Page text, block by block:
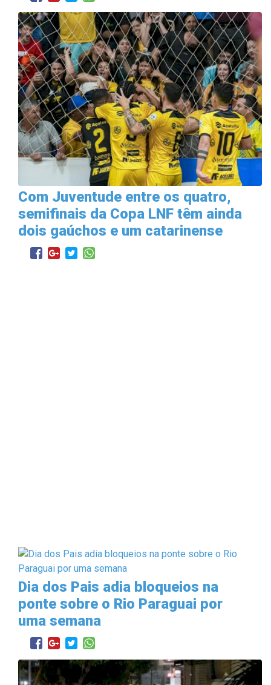
Com Juventude entre os quatro,
semifinais da Copa LNF têm ainda
dois gaúchos e um catarinense
Dia dos Pais adia bloqueios na
ponte sobre o Rio Paraguai por
uma semana